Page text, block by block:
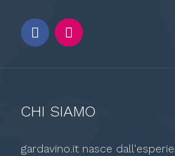
CHI SIAMO
gardavino.it nasce